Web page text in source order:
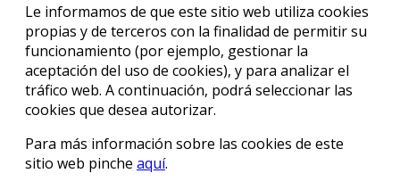
Le informamos de que este sitio web utiliza cookies
propias y de terceros con la finalidad de permitir su
funcionamiento (por ejemplo, gestionar la
aceptación del uso de cookies), y para analizar el
tráfico web. A continuación, podrá seleccionar las
cookies que desea autorizar.
Para más información sobre las cookies de este
sitio web pinche aquí.